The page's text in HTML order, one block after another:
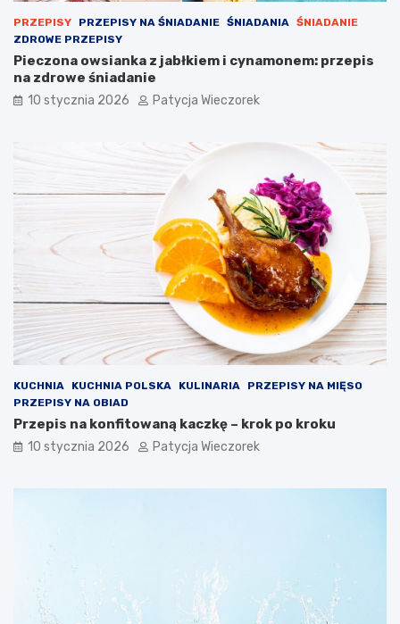
PRZEPISY PRZEPISY NA ŚNIADANIE ŚNIADANIA
ŚNIADANIE
ZDROWE PRZEPISY
Pieczona owsianka z jabłkiem i cynamonem: przepis
na zdrowe śniadanie
10 stycznia 2026 Patycja Wieczorek
KUCHNIA KUCHNIA POLSKA KULINARIA
PRZEPISY NA MIĘSO
PRZEPISY NA OBIAD
Przepis na konfitowaną kaczkę – krok po kroku
10 stycznia 2026 Patycja Wieczorek